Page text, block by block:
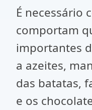
É necessário
comportam
importantes
a azeites,
das batatas,
e os